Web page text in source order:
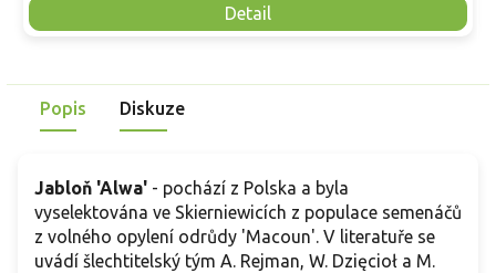
Detail
Popis Diskuze
Jabloň 'Alwa' - pochází z Polska a byla
vyselektována ve Skierniewicích z populace semenáčů
z volného opylení odrůdy 'Macoun'. V literatuře se
uvádí šlechtitelský tým A. Rejman, W. Dzięcioł a M.